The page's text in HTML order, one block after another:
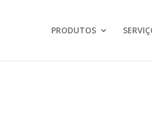
PRODUTOS